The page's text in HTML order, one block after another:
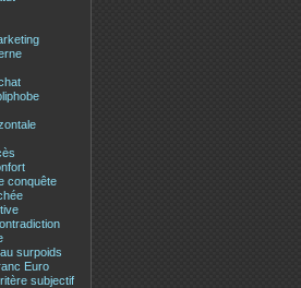
conquête
surpoids
Euro
subjectif